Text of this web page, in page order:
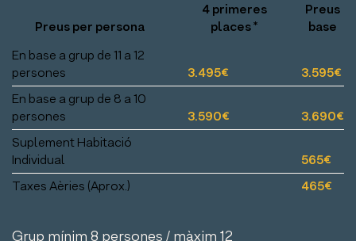
Preus per persona
4 primeres
places *
Preus
base
En base a grup de 11 a 12
persones
3.495€
3.595€
En base a grup de 8 a 10
persones
3.590€
3.690€
Suplement Habitació
Individual
565€
Taxes Aèries (Aprox.)
465€